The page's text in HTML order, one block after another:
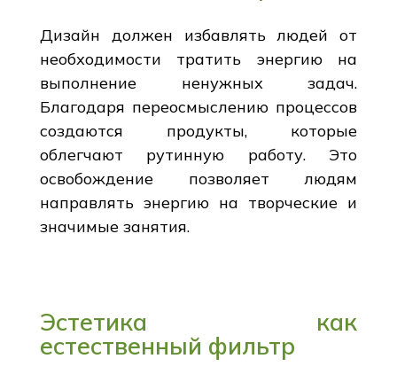
Дизайн должен избавлять людей от
необходимости тратить энергию на
выполнение ненужных задач.
Благодаря переосмыслению процессов
создаются продукты, которые
облегчают рутинную работу. Это
освобождение позволяет людям
направлять энергию на творческие и
значимые занятия.
Эстетика как
естественный фильтр